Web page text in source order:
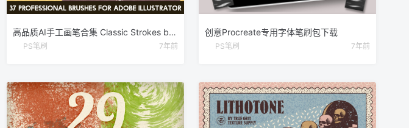
高品质AI手工画笔合集 Classic Strokes by Guerillacraft
PS笔刷 7年前
创意Procreate专用字体笔刷包下载
PS笔刷 7年前